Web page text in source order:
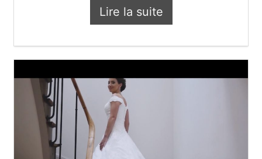
Lire la suite
Vidéo teaser mariage